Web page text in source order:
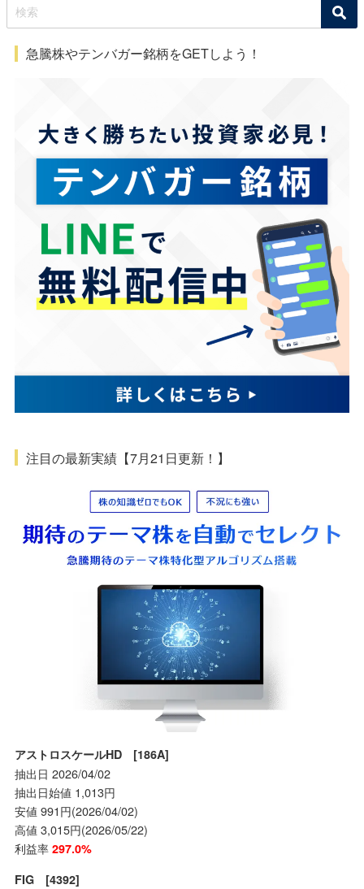
急騰株やテンバガー銘柄をGETしよう！
注目の最新実績【7月21日更新！】
アストロスケールHD [186A]
抽出日 2026/04/02
抽出日始値 1,013円
安値 991円(2026/04/02)
高値 3,015円(2026/05/22)
利益率 297.0%
FIG [4392]